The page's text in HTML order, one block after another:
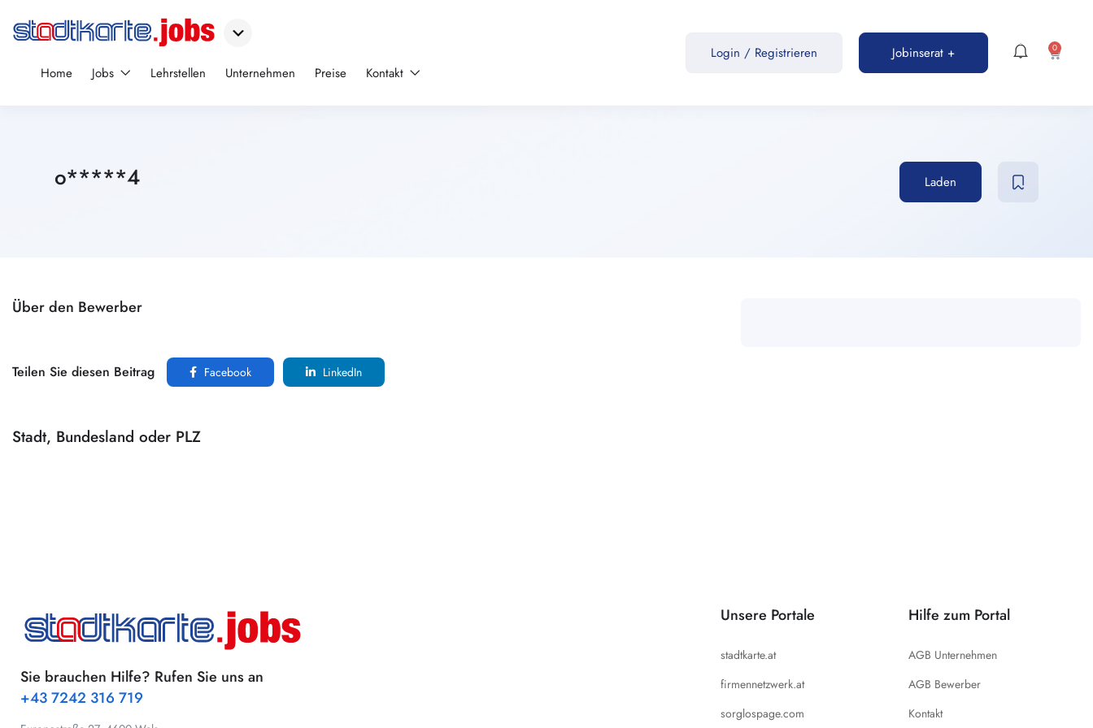
Home Jobs Lehrstellen Unternehmen Preise Kontakt
Login / Registrieren Jobinserat + 0
o*****4 Laden
Über den Bewerber
Teilen Sie diesen Beitrag Facebook LinkedIn
Stadt, Bundesland oder PLZ
Sie brauchen Hilfe? Rufen Sie uns an
+43 7242 316 719
Unsere Portale
stadtkarte.at
firmennetzwerk.at
sorglospage.com
Hilfe zum Portal
AGB Unternehmen
AGB Bewerber
Kontakt